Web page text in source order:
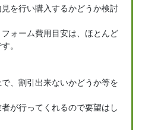
を行い購入するかどうか検討
ォーム費用目安は、ほとんど
。
、割引出来ないかどうか等を
が行ってくれるので要望はし